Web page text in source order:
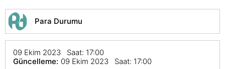
Para Durumu
09 Ekim 2023 Saat: 17:00
Güncelleme: 09 Ekim 2023 Saat: 17:00